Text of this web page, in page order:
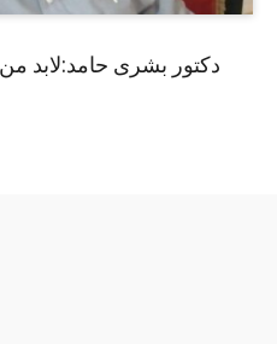
دكتور بشرى حامد:لابد